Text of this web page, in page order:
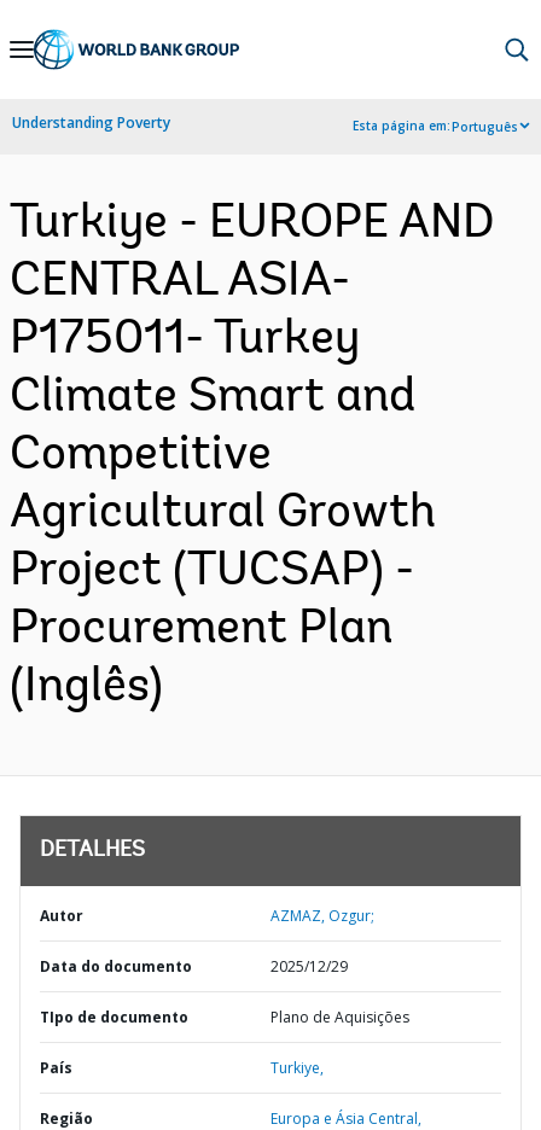
Skip
Navigation
Understanding Poverty Esta página em:Português
Turkiye - EUROPE AND
CENTRAL ASIA-
P175011- Turkey
Climate Smart and
Competitive
Agricultural Growth
Project (TUCSAP) -
Procurement Plan
(Inglês)
DETALHES
Autor AZMAZ, Ozgur;
Data do documento 2025/12/29
TIpo de documento Plano de Aquisições
País Turkiye,
Região Europa e Ásia Central,